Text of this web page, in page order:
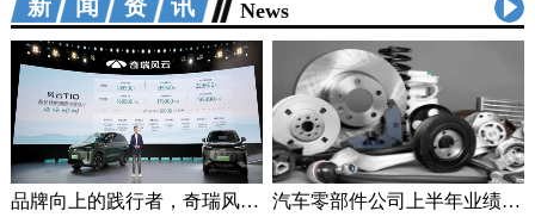
新闻资讯 News
品牌向上的践行者，奇瑞风云T10上市售18.99万元起 汽车零部件公司上半年业绩频预喜 加速拓展海外市场